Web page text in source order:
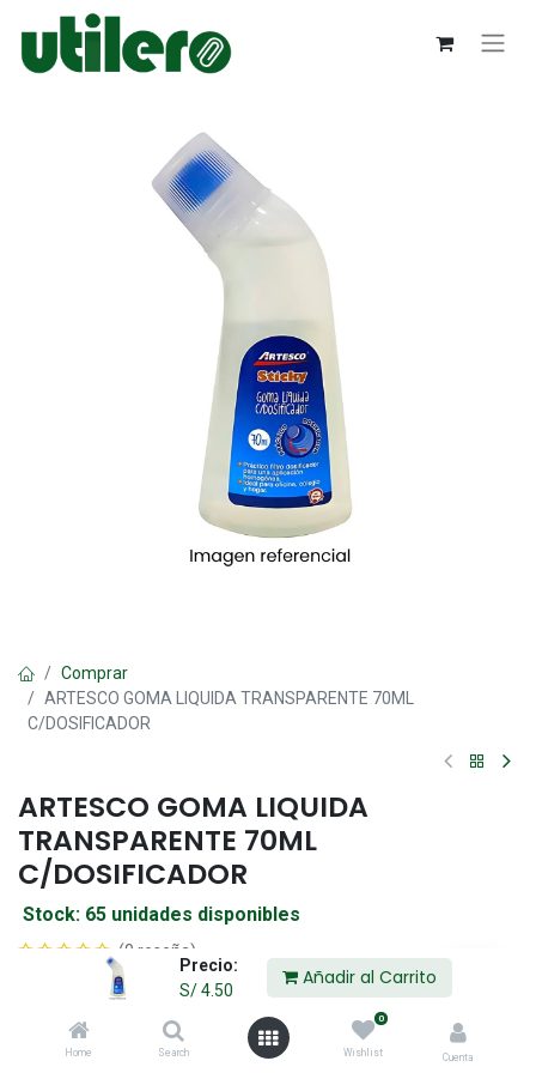
Precio:
S/4.50
Añadir al Carrito
Home Search
0
Wishlist Cuenta
Comprar
ARTESCO GOMA LIQUIDA TRANSPARENTE 70ML
C/DOSIFICADOR
ARTESCO GOMA LIQUIDA
TRANSPARENTE 70ML
C/DOSIFICADOR
Stock: 65 unidades disponibles
(0 reseña)